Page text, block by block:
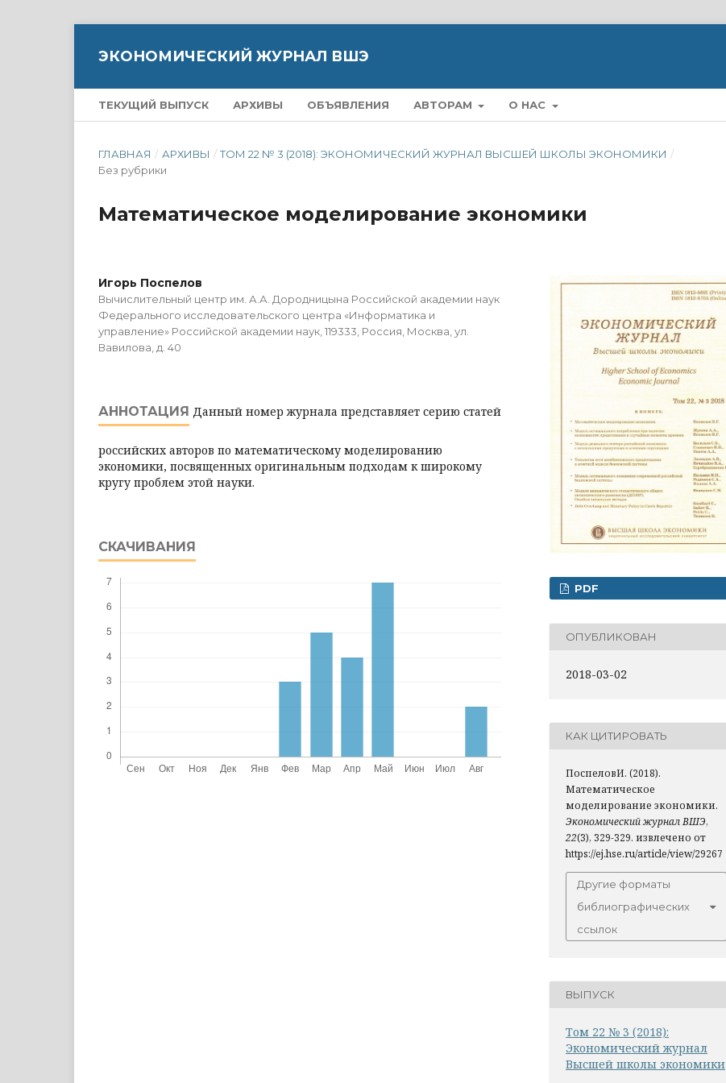
ЭКОНОМИЧЕСКИЙ ЖУРНАЛ ВШЭ
ТЕКУЩИЙ ВЫПУСК АРХИВЫ ОБЪЯВЛЕНИЯ АВТОРАМ О НАС
ГЛАВНАЯ / АРХИВЫ / ТОМ 22 № 3 (2018): ЭКОНОМИЧЕСКИЙ ЖУРНАЛ ВЫСШЕЙ ШКОЛЫ ЭКОНОМИКИ /
Без рубрики
Математическое моделирование экономики
Игорь Поспелов
Вычислительный центр им. А.А. Дородницына Российской академии наук
Федерального исследовательского центра «Информатика и
управление» Российской академии наук, 119333, Россия, Москва, ул.
Вавилова, д. 40
АННОТАЦИЯ Данный номер журнала представляет серию статей
российских авторов по математическому моделированию
экономики, посвященных оригинальным подходам к широкому
кругу проблем этой науки.
СКАЧИВАНИЯ
PDF
ОПУБЛИКОВАН
2018-03-02
КАК ЦИТИРОВАТЬ
ПоспеловИ. (2018).
Математическое
моделирование экономики.
Экономический журнал ВШЭ,
22(3), 329-329. извлечено от
https://ej.hse.ru/article/view/29267
Другие форматы
библиографических
ссылок
ВЫПУСК
Том 22 № 3 (2018):
Экономический журнал
Высшей школы экономики